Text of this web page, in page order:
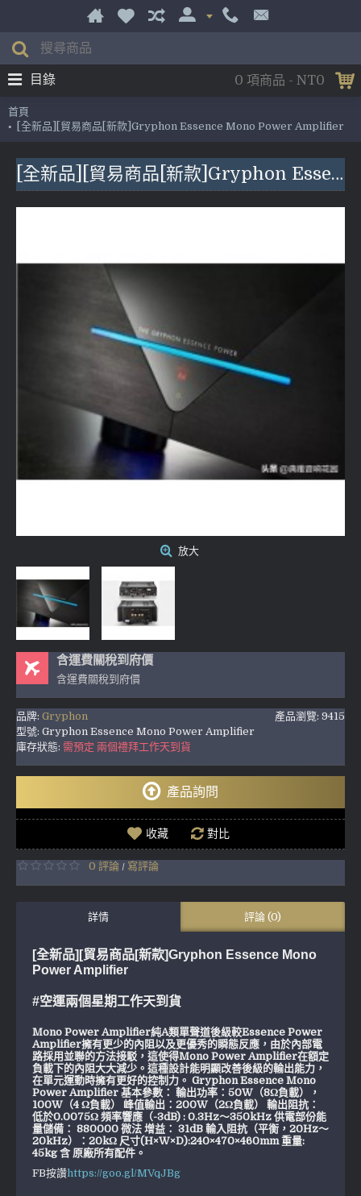
0 項商品 - NT0
目錄
首頁
[全新品][貿易商品[新款]Gryphon Essence Mono Power Amplifier
[全新品][貿易商品[新款]Gryphon Essence Mono Power Amplifier
放大
含運費關稅到府價
含運費關稅到府價
產品瀏覽: 9415
品牌: Gryphon
型號: Gryphon Essence Mono Power Amplifier
庫存狀態: 需預定 兩個禮拜工作天到貨
產品詢問
收藏 對比
0 評論 / 寫評論
詳情 評論 (0)
[全新品][貿易商品[新款]Gryphon Essence Mono
Power Amplifier
#空運兩個星期工作天到貨
Mono Power Amplifier純A類單聲道後級較Essence Power
Amplifier擁有更少的內阻以及更優秀的瞬態反應，由於內部電
路採用並聯的方法接駁，這使得Mono Power Amplifier在額定
負載下的內阻大大減少。這種設計能明顯改善後級的輸出能力，
在單元運動時擁有更好的控制力。 Gryphon Essence Mono
Power Amplifier 基本參數： 輸出功率：50W（8Ω負載），
100W（4 Ω負載） 峰值輸出：200W（2Ω負載） 輸出阻抗：
低於0.0075Ω 頻率響應（-3dB) : 0.3Hz～350kHz 供電部份能
量儲備： 880000 微法 增益： 31dB 輸入阻抗（平衡，20Hz～
20kHz）：20kΩ 尺寸(H×W×D):240×470×460mm 重量:
45kg 含 原廠所有配件。
FB按讚https://goo.gl/MVqJBg